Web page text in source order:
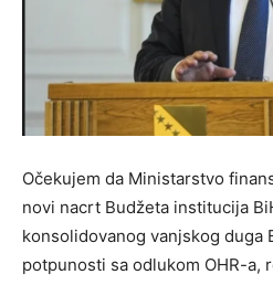
Očekujem da Ministarstvo
novi nacrt Budžeta institucija
konsolidovanog vanjskog duga
potpunosti sa odlukom OHR-a,